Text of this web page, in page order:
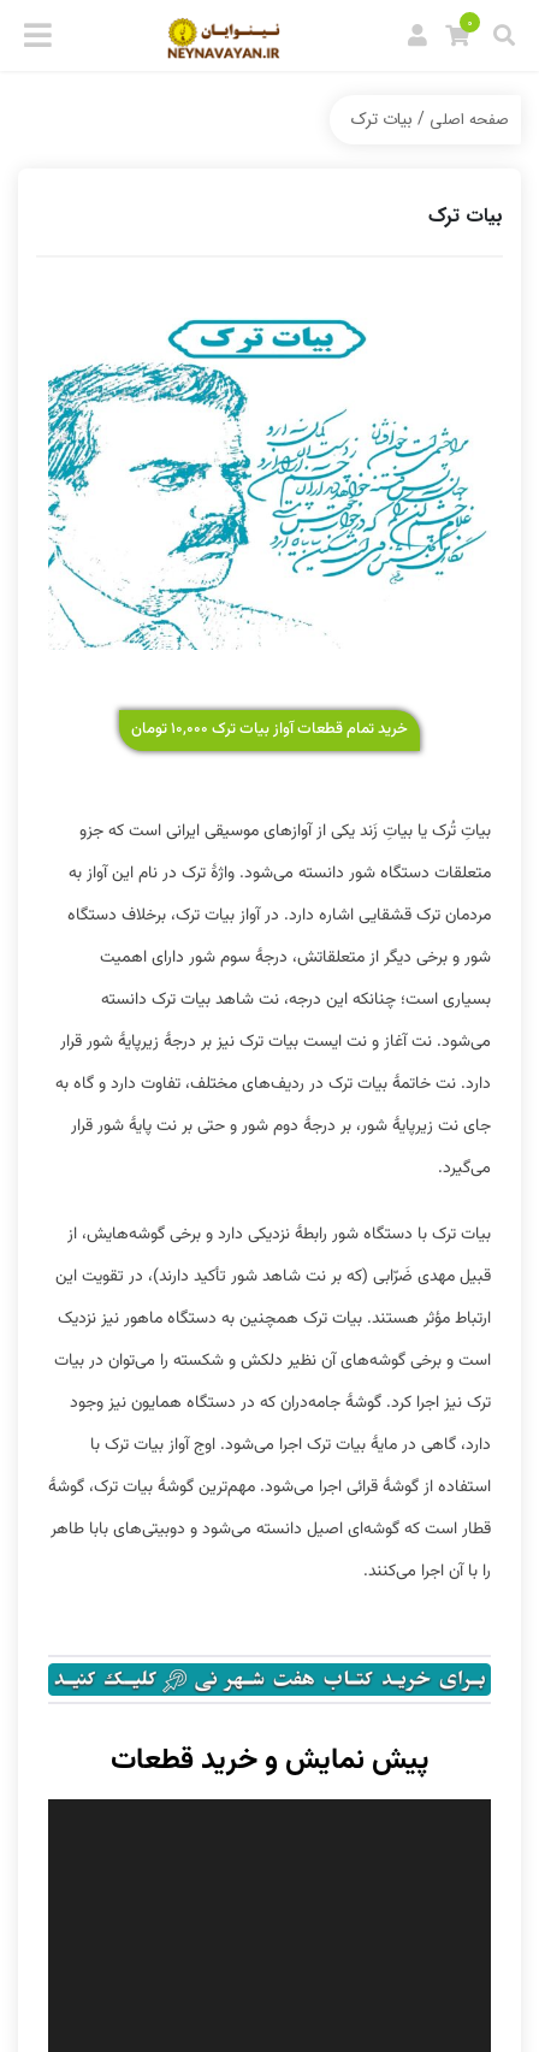
0
صفحه اصلی / بیات ترک
بیات ترک
خرید تمام قطعات آواز بیات ترک ۱۰,۰۰۰ تومان
بیاتِ تُرک یا بیاتِ زَند یکی از آوازهای موسیقی ایرانی است که جزو
متعلقات دستگاه شور دانسته می‌شود. واژهٔ ترک در نام این آواز به
مردمان ترک قشقایی اشاره دارد. در آواز بیات ترک، برخلاف دستگاه
شور و برخی دیگر از متعلقاتش، درجهٔ سوم شور دارای اهمیت
بسیاری است؛ چنانکه این درجه، نت شاهد بیات ترک دانسته
می‌شود. نت آغاز و نت ایست بیات ترک نیز بر درجهٔ زیرپایهٔ شور قرار
دارد. نت خاتمهٔ بیات ترک در ردیف‌های مختلف، تفاوت دارد و گاه به
جای نت زیرپایهٔ شور، بر درجهٔ دوم شور و حتی بر نت پایهٔ شور قرار
می‌گیرد.
بیات ترک با دستگاه شور رابطهٔ نزدیکی دارد و برخی گوشه‌هایش، از
قبیل مهدی ضَرّابی (که بر نت شاهد شور تأکید دارند)، در تقویت این
ارتباط مؤثر هستند. بیات ترک همچنین به دستگاه ماهور نیز نزدیک
است و برخی گوشه‌های آن نظیر دلکش و شکسته را می‌توان در بیات
ترک نیز اجرا کرد. گوشهٔ جامه‌دران که در دستگاه همایون نیز وجود
دارد، گاهی در مایهٔ بیات ترک اجرا می‌شود. اوج آواز بیات ترک با
استفاده از گوشهٔ قرائی اجرا می‌شود. مهم‌ترین گوشهٔ بیات ترک، گوشهٔ
قطار است که گوشه‌ای اصیل دانسته می‌شود و دوبیتی‌های بابا طاهر
را با آن اجرا می‌کنند.
پیش نمایش و خرید قطعات